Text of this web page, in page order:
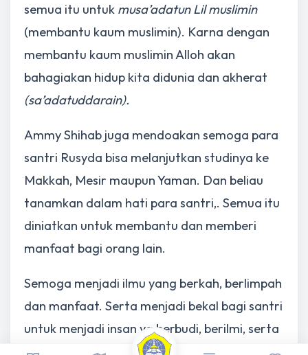
semua itu untuk musa’adatun Lil muslimin
(membantu kaum muslimin). Karna dengan
membantu kaum muslimin Alloh akan
bahagiakan hidup kita didunia dan akherat
(sa’adatuddarain).
Ammy Shihab juga mendoakan semoga para
santri Rusyda bisa melanjutkan studinya ke
Makkah, Mesir maupun Yaman. Dan beliau
tanamkan dalam hati para santri,. Semua itu
diniatkan untuk membantu dan memberi
manfaat bagi orang lain.
Semoga menjadi ilmu yang berkah, berlimpah
dan manfaat. Serta menjadi bekal bagi santri
untuk menjadi insan yg berbudi, berilmi, serta
berbakti dan membahagiakan hati Sayidina